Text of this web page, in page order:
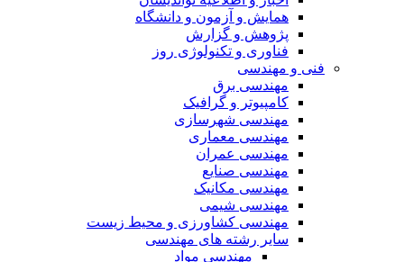
همایش و آزمون و دانشگاه
پژوهش و گزارش
فناوری و تکنولوژی روز
فنی و مهندسی
مهندسی برق
کامپیوتر و گرافیک
مهندسی شهرسازی
مهندسی معماری
مهندسی عمران
مهندسی صنایع
مهندسی مکانیک
مهندسی شیمی
مهندسی کشاورزی و محیط زیست
سایر رشته های مهندسی
مهندسی مواد